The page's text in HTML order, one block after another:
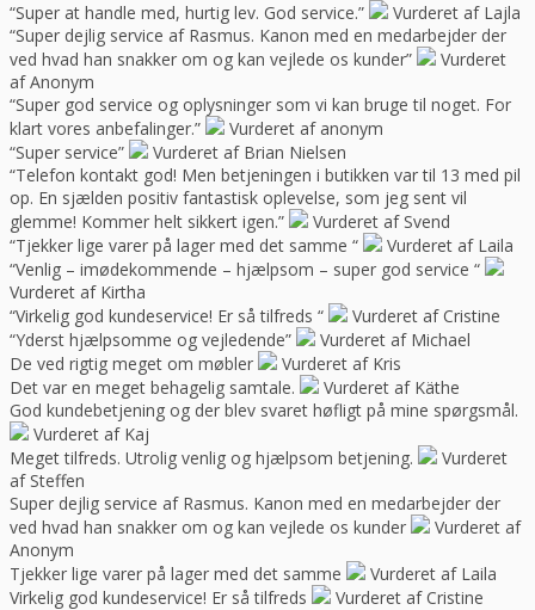
“Super at handle med, hurtig lev. God service.”
Vurderet af Lajla
“Super dejlig service af Rasmus. Kanon med en medarbejder der
ved hvad han snakker om og kan vejlede os kunder”
Vurderet
af Anonym
“Super god service og oplysninger som vi kan bruge til noget. For
klart vores anbefalinger.”
Vurderet af anonym
“Super service”
Vurderet af Brian Nielsen
“Telefon kontakt god! Men betjeningen i butikken var til 13 med pil
op. En sjælden positiv fantastisk oplevelse, som jeg sent vil
glemme! Kommer helt sikkert igen.”
Vurderet af Svend
“Tjekker lige varer på lager med det samme “
Vurderet af Laila
“Venlig – imødekommende – hjælpsom – super god service “
Vurderet af Kirtha
“Virkelig god kundeservice! Er så tilfreds “
Vurderet af Cristine
“Yderst hjælpsomme og vejledende”
Vurderet af Michael
De ved rigtig meget om møbler
Vurderet af Kris
Det var en meget behagelig samtale.
Vurderet af Käthe
God kundebetjening og der blev svaret høfligt på mine spørgsmål.
Vurderet af Kaj
Meget tilfreds. Utrolig venlig og hjælpsom betjening.
Vurderet
af Steffen
Super dejlig service af Rasmus. Kanon med en medarbejder der
ved hvad han snakker om og kan vejlede os kunder
Vurderet af
Anonym
Tjekker lige varer på lager med det samme
Vurderet af Laila
Virkelig god kundeservice! Er så tilfreds
Vurderet af Cristine